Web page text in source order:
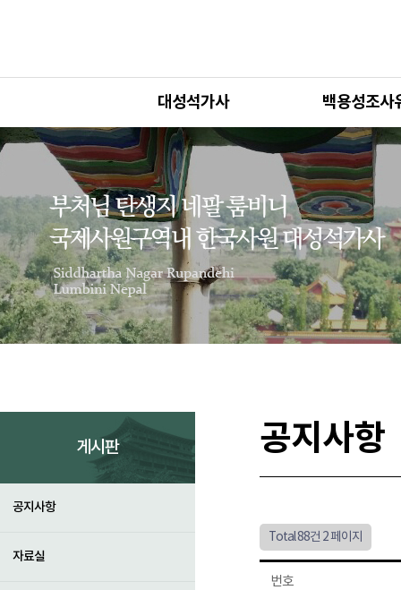
대성석가사 백용성조사
게시판
공지사항
자료실
공지사항
Total 88건 2 페이지
번호